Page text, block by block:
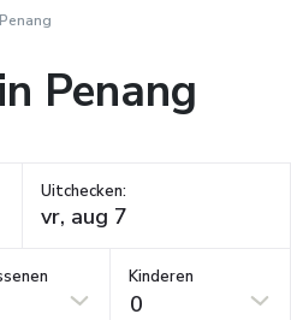
Penang
Penang
Uitchecken:
Kinderen
0